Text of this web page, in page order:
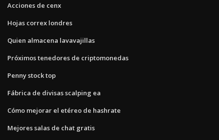
Acciones de cenx
Hojas correx londres
Quien almacena lavavajillas
Próximos tenedores de criptomonedas
Penny stock top
Fábrica de divisas scalping ea
Cómo mejorar el etéreo de hashrate
Mejores salas de chat gratis